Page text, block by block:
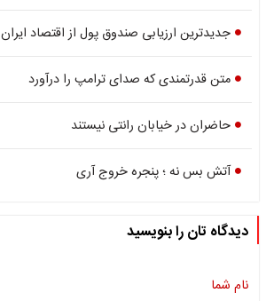
جدیدترین ارزیابی صندوق پول از اقتصاد ایران
متن قدرتمندی که صدای ترامپ را درآورد
حاضران در خیابان رانتی نیستند
آتش بس نه ؛ پنجره خروج آری
دیدگاه تان را بنویسید
نام شما